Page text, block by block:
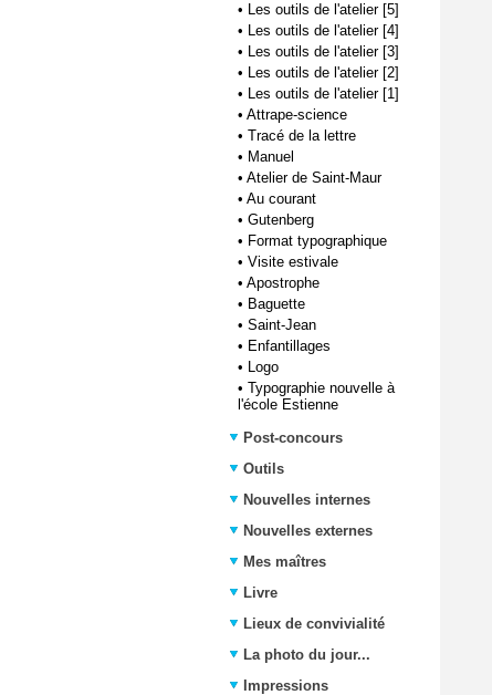
• Les outils de l'atelier [5]
• Les outils de l'atelier [4]
• Les outils de l'atelier [3]
• Les outils de l'atelier [2]
• Les outils de l'atelier [1]
• Attrape-science
• Tracé de la lettre
• Manuel
• Atelier de Saint-Maur
• Au courant
• Gutenberg
• Format typographique
• Visite estivale
• Apostrophe
• Baguette
• Saint-Jean
• Enfantillages
• Logo
• Typographie nouvelle à
l'école Estienne
Post-concours
Outils
Nouvelles internes
Nouvelles externes
Mes maîtres
Livre
Lieux de convivialité
La photo du jour...
Impressions